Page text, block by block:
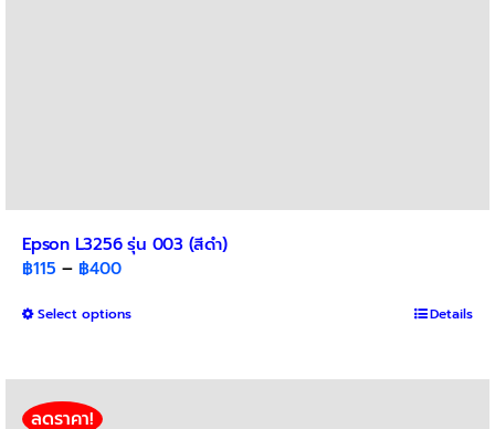
Epson L3256 รุ่น 003 (สีดำ)
฿115 – ฿400Price
฿115
Select optionsThis
Details
ลดราคา!